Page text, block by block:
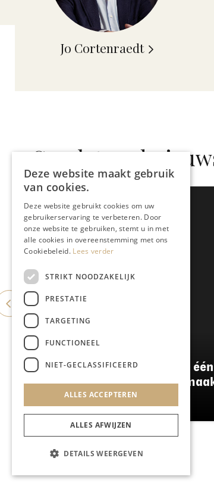
Jo Cortenraedt
Gerelateerd
GASTRONOMIE
Damianz stapt over naar één
menu: meer kwaliteit,
duurzaamheid
Deze website maakt gebruik
van cookies.
Deze website gebruikt cookies om uw
gebruikerservaring te verbeteren. Door
onze website te gebruiken, stemt u in met
alle cookies in overeenstemming met ons
Cookiebeleid. Lees verder
STRIKT NOODZAKELIJK
PRESTATIE
TARGETING
FUNCTIONEEL
NIET-GECLASSIFICEERD
ALLES ACCEPTEREN
ALLES AFWIJZEN
DETAILS WEERGEVEN